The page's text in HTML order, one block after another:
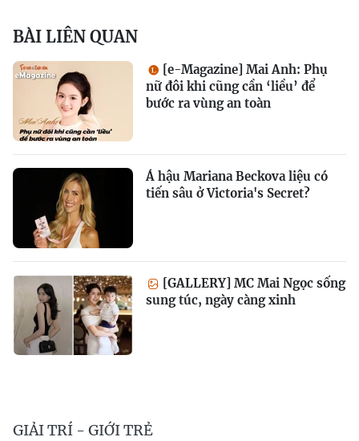
BÀI LIÊN QUAN
[e-Magazine] Mai Anh: Phụ
nữ đôi khi cũng cần ‘liều’ để
bước ra vùng an toàn
Á hậu Mariana Beckova liệu có
tiến sâu ở Victoria's Secret?
[GALLERY] MC Mai Ngọc sống
sung túc, ngày càng xinh
GIẢI TRÍ - GIỚI TRẺ